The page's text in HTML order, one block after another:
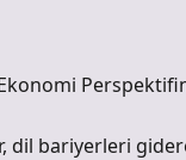
dil bariyerleri